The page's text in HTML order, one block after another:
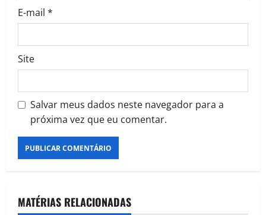
E-mail *
Site
Salvar meus dados neste navegador para a
próxima vez que eu comentar.
MATÉRIAS RELACIONADAS